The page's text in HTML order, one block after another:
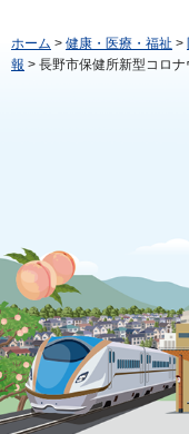
ホーム > 健康・医療・福祉 >
報 > 長野市保健所新型コロ